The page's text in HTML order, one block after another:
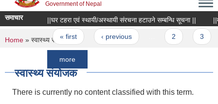
Government of Nepal
समाचार ||घर टहरा एवं स्थायी/अस्थायी संरचना हटाउने सम्बन्धि सूचना ||
Pages
« first ‹ previous
more
You are here
Home » स्वास्थ्य संयोजक
स्वास्थ्य संयोजक
There is currently no content classified with this term.